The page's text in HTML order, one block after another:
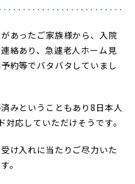
あったご家族様から、入院
絡あり、急遽老人ホーム見
約等でバタバタしていまし
みということもあり8日本人
応していただけそうです。
け入れに当たりご尽力いた
。